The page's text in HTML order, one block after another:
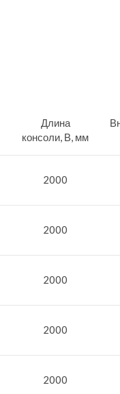
Длина
консоли, В, мм
2000
2000
2000
2000
2000